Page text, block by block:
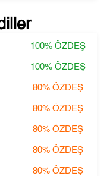
100% ÖZDEŞ
100% ÖZDEŞ
80% ÖZDEŞ
80% ÖZDEŞ
80% ÖZDEŞ
80% ÖZDEŞ
80% ÖZDEŞ